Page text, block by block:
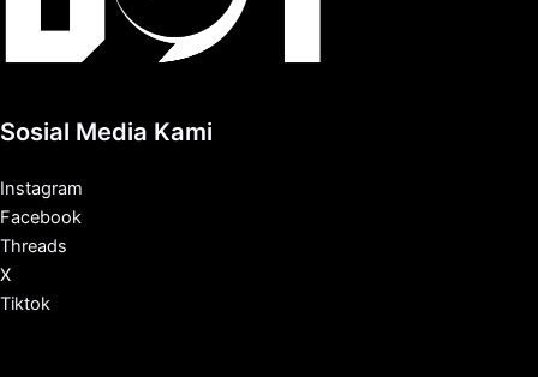
Sosial Media Kami
Instagram
Facebook
Threads
X
Tiktok